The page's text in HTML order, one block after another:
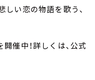
い恋の物語を歌う、
催中！詳しくは、公式